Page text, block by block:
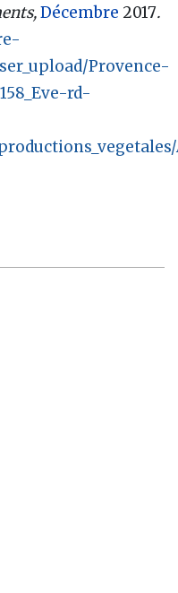
Décembre 2017.
Provence-
rd-